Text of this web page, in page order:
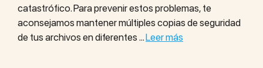
catastrófico. Para prevenir estos problemas, te
aconsejamos mantener múltiples copias de seguridad
de tus archivos en diferentes …Leer más